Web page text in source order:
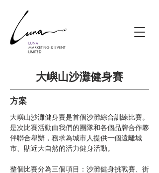
大嶼山沙灘健身賽
方案
大嶼山沙灘健身賽是首個沙灘綜合訓練比賽。
是次比賽活動由我們的團隊和各個品牌合作夥
伴聯合舉辦，務求為城市人提供一個遠離城
市、貼近大自然的活力健身活動。
整個比賽分為三個項目：沙灘健身挑戰賽、街